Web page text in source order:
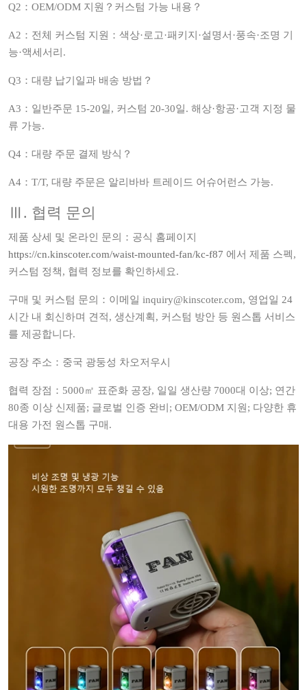
Q2：OEM/ODM 지원？커스텀 가능 내용？
A2：전체 커스텀 지원：색상·로고·패키지·설명서·풍속·조명 기
능·액세서리.
Q3：대량 납기일과 배송 방법？
A3：일반주문 15-20일, 커스텀 20-30일. 해상·항공·고객 지정 물
류 가능.
Q4：대량 주문 결제 방식？
A4：T/T, 대량 주문은 알리바바 트레이드 어슈어런스 가능.
Ⅲ. 협력 문의
제품 상세 및 온라인 문의：공식 홈페이지
https://cn.kinscoter.com/waist-mounted-fan/kc-f87 에서 제품 스펙,
커스텀 정책, 협력 정보를 확인하세요.
구매 및 커스텀 문의：이메일 inquiry@kinscoter.com, 영업일 24
시간 내 회신하며 견적, 생산계획, 커스텀 방안 등 원스톱 서비스
를 제공합니다.
공장 주소：중국 광둥성 차오저우시
협력 장점：5000㎡ 표준화 공장, 일일 생산량 7000대 이상; 연간
80종 이상 신제품; 글로벌 인증 완비; OEM/ODM 지원; 다양한 휴
대용 가전 원스톱 구매.